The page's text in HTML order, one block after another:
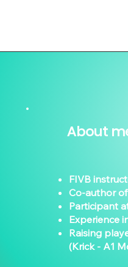
About
FIVB
Co-author
Participant
Experience
Raising
(Krick - A1